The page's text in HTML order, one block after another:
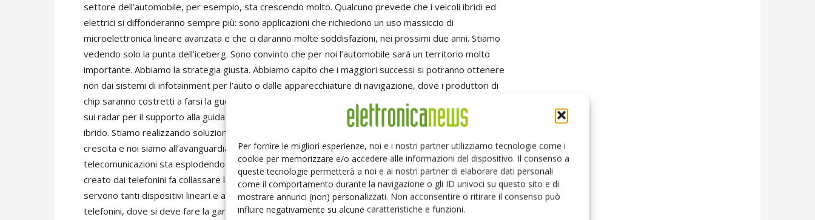
Per fornire le migliori esperienze, noi e i nostri partner utilizziamo tecnologie come i
cookie per memorizzare e/o accedere alle informazioni del dispositivo. Il consenso a
queste tecnologie permetterà a noi e ai nostri partner di elaborare dati personali
come il comportamento durante la navigazione o gli ID univoci su questo sito e di
mostrare annunci (non) personalizzati. Non acconsentire o ritirare il consenso può
influire negativamente su alcune caratteristiche e funzioni.
settore dell’automobile, per esempio, sta crescendo molto. Qualcuno prevede che i veicoli ibridi ed
elettrici si diffonderanno sempre più: sono applicazioni che richiedono un uso massiccio di
microelettronica lineare avanzata e che ci daranno molte soddisfazioni, nei prossimi due anni. Stiamo
vedendo solo la punta dell’iceberg. Sono convinto che per noi l’automobile sarà un territorio molto
importante. Abbiamo la strategia giusta. Abbiamo capito che i maggiori successi si potranno ottenere
non dai sistemi di infotainment per l’auto o dalle apparecchiature di navigazione, dove i produttori di
chip saranno costretti a farsi la guerra all’ultimo sangue per pochi centesimi. Noi puntiamo piuttosto
sui radar per il supporto alla guida sicura, sui sistemi anticollisione e sull’elettronica per il motore
ibrido. Stiamo realizzando soluzioni per ottimizzare la durata delle batterie. C’è molto spazio di
crescita e noi siamo all’avanguardia. Non c’è però solo il mercato dell’automobile: nelle
telecomunicazioni sta esplodendo il business delle stazioni base. L’enorme incremento del traffico
creato dai telefonini fa collassare la rete, se non si provvede a potenziarla adeguatamente. Anche qui
servono tanti dispositivi lineari e a radiofrequenza. Ripeto: non ci interessa correre dietro ai chip per i
telefonini, dove si deve fare la gara a chi offre il prezzo più basso. Preferiamo affrontare le